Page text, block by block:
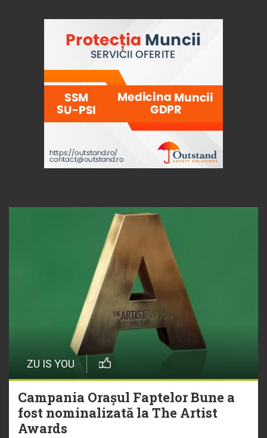
ZU IS YOU
Campania Orașul Faptelor Bune a
fost nominalizată la The Artist
Awards